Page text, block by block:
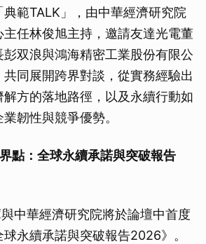
範TALK」，由中華經濟研究院
任林俊旭主持，邀請友達光電董
双浪與鴻海精密工業股份有限公
同展開跨界對談，從實務經驗出
方的落地路徑，以及永續行動如
韌性與競爭優勢。
點：全球永續承諾與突破報告
中華經濟研究院將於論壇中首度
永續承諾與突破報告2026》。